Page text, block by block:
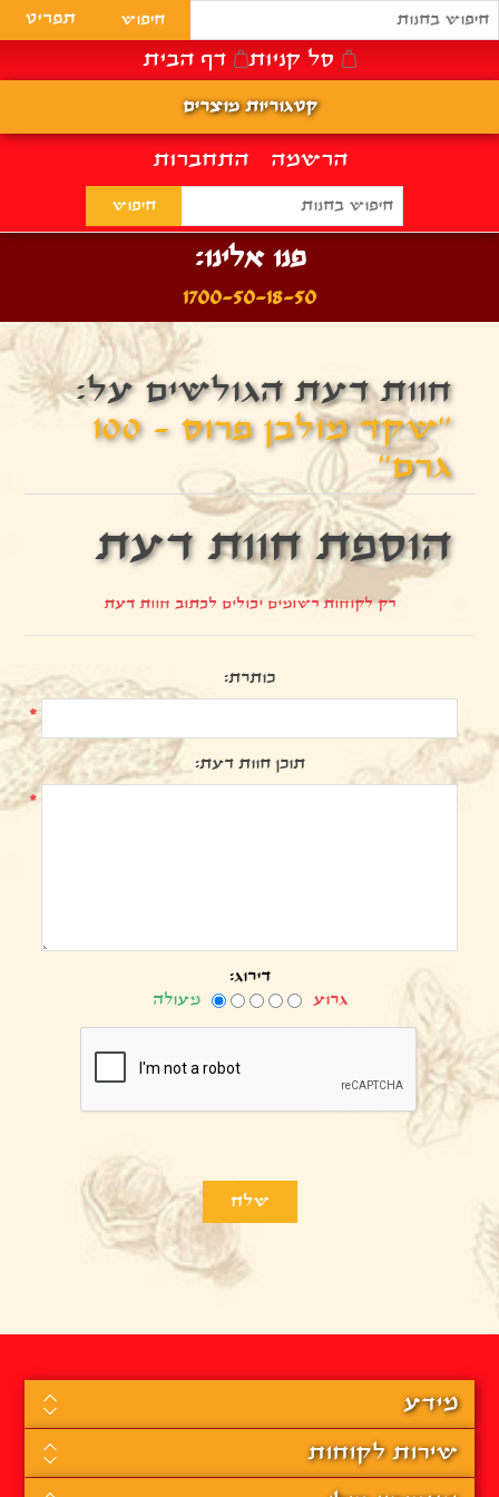
הרשמה התחברות
סל קניות דף הבית
פנו אלינו:
1700-50-18-50
חוות דעת הגולשים על:
שקד מולבן פרוס - 100
גרם
הוספת חוות דעת
רק לקוחות רשומים יכולים לכתוב חוות דעת
כותרת:
*
תוכן חוות דעת:
*
דירוג:
גרוע
מעולה
מידע
שירות לקוחות
תפריט
קטגוריות מוצרים